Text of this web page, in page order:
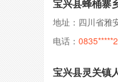
宝兴县蜂桶寨
地址：四川省雅
电话：
宝兴县灵关镇